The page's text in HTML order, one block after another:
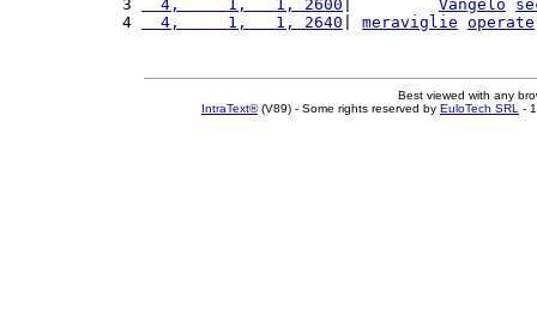
3
  4,     1,   1, 2600
Vangelo
4
  4,     1,   1, 2640
meraviglie operate
Best viewed with any
IntraText®(V89) - Some rights reserved by EuloTech SRL -